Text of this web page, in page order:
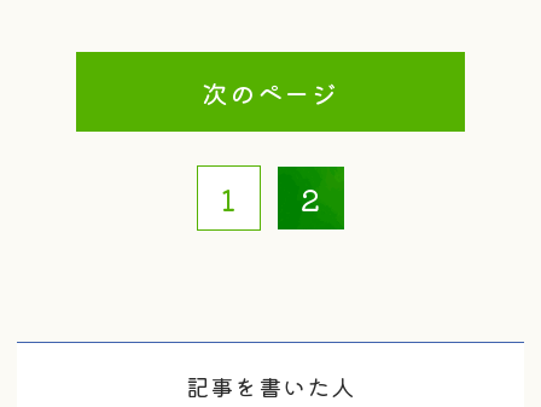
次のページ
1 2
記事を書いた人